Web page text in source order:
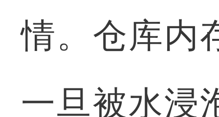
情。仓库内
一旦被水浸